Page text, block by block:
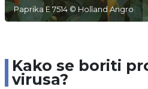
Paprika E 7514 © Holland Angro
Kako se boriti
virusa?